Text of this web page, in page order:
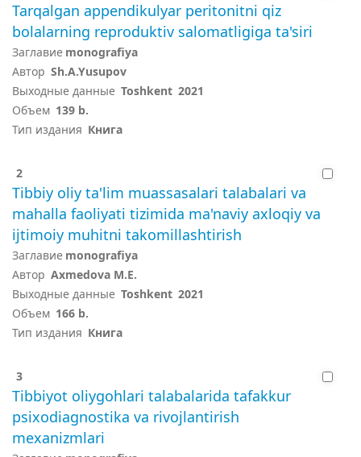
Tarqalgan appendikulyar peritonitni qiz
bolalarning reproduktiv salomatligiga ta'siri
Заглавие monografiya
Автор Sh.A.Yusupov
Выходные данные Toshkent 2021
Объем 139 b.
Тип издания Книга
2
Tibbiy oliy ta'lim muassasalari talabalari va
mahalla faoliyati tizimida ma'naviy axloqiy va
ijtimoiy muhitni takomillashtirish
Заглавие monografiya
Автор Axmedova M.E.
Выходные данные Toshkent 2021
Объем 166 b.
Тип издания Книга
3
Tibbiyot oliygohlari talabalarida tafakkur
psixodiagnostika va rivojlantirish
mexanizmlari